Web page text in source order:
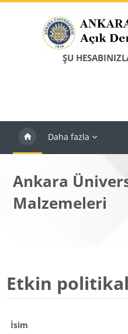
ŞU
Daha fazla
Ankara
Malzemeleri
Etkin
İsim